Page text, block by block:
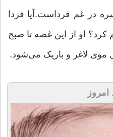
در غم فرداست.آیا فردا
کرد؟ او از این غصه تا صبح
موی لاغر و باریک می‌شود.
امروز